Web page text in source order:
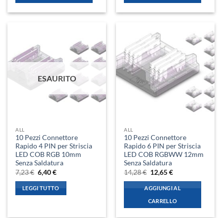
ESAURITO
ALL
10 Pezzi Connettore
Rapido 4 PIN per Striscia
LED COB RGB 10mm
Senza Saldatura
7,23€ Il
prezzo
originale
era:
7,23 €.
6,40€Il
attuale
è:
6,40 €.
LEGGI TUTTO
ALL
10 Pezzi Connettore
Rapido 6 PIN per Striscia
LED COB RGBWW 12mm
Senza Saldatura
14,28€ Il
prezzo
originale
era:
14,28 €.
12,65€Il
attuale
è:
12,65 €.
AGGIUNGI AL
CARRELLO